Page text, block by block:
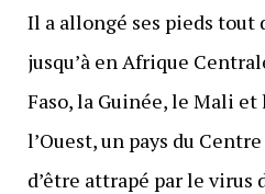
Il a allongé ses pieds tout
jusqu’à en Afrique
Faso, la Guinée, le Mali
l’Ouest, un pays du
d’être attrapé par le virus